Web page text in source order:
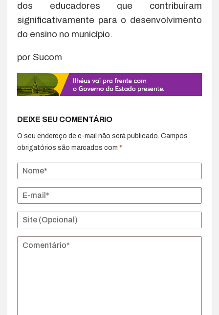
dos educadores que contribuíram
significativamente para o desenvolvimento
do ensino no município.
por Sucom
DEIXE SEU COMENTÁRIO
O seu endereço de e-mail não será publicado. Campos
obrigatórios são marcados com *